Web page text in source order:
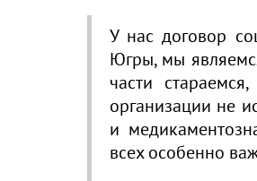
У нас договор
Югры, мы
части
организации не
и
всех особенно